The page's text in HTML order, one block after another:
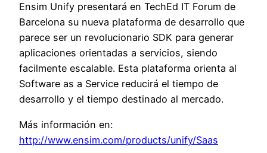
Ensim Unify presentará en TechEd IT Forum de
Barcelona su nueva plataforma de desarrollo que
parece ser un revolucionario SDK para generar
aplicaciones orientadas a servicios, siendo
facilmente escalable. Esta plataforma orienta al
Software as a Service reducirá el tiempo de
desarrollo y el tiempo destinado al mercado.
Más información en:
http://www.ensim.com/products/unify/Saas